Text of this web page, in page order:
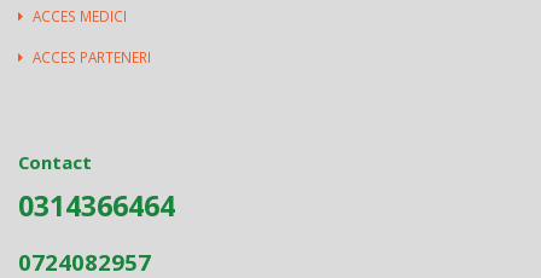
ACCES MEDICI
ACCES PARTENERI
Contact
0314366464
0724082957